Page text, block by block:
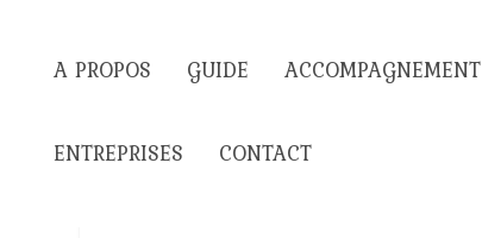
A PROPOS GUIDE ACCOMPAGNEMENT
ENTREPRISES CONTACT